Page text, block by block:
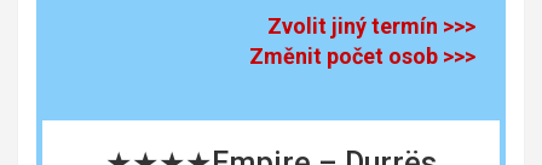
Zvolit jiný termín >>>
Změnit počet osob >>>